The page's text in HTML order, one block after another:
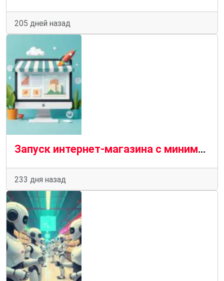
205 дней назад
Запуск интернет-магазина с минимальным бюджетом
233 дня назад